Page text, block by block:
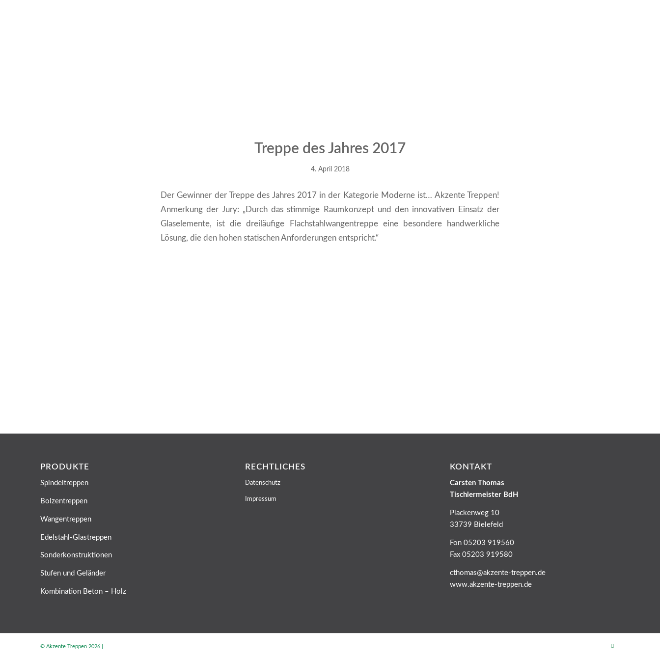
Treppe des Jahres 2017
4. April 2018
Der Gewinner der Treppe des Jahres 2017 in der Kategorie Moderne ist… Akzente Treppen!
Anmerkung der Jury: „Durch das stimmige Raumkonzept und den innovativen Einsatz der
Glaselemente, ist die dreiläufige Flachstahlwangentreppe eine besondere handwerkliche
Lösung, die den hohen statischen Anforderungen entspricht.“
PRODUKTE
Spindeltreppen
Bolzentreppen
Wangentreppen
Edelstahl-Glastreppen
Sonderkonstruktionen
Stufen und Geländer
Kombination Beton – Holz
RECHTLICHES
Datenschutz
Impressum
KONTAKT
Carsten Thomas
Tischlermeister BdH
Plackenweg 10
33739 Bielefeld
Fon 05203 919560
Fax 05203 919580
cthomas@akzente-treppen.de
www.akzente-treppen.de
© Akzente Treppen 2026 |